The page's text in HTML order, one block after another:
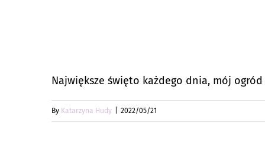
Największe święto każdego dnia, mój ogród
By Katarzyna Hudy 2022/05/21